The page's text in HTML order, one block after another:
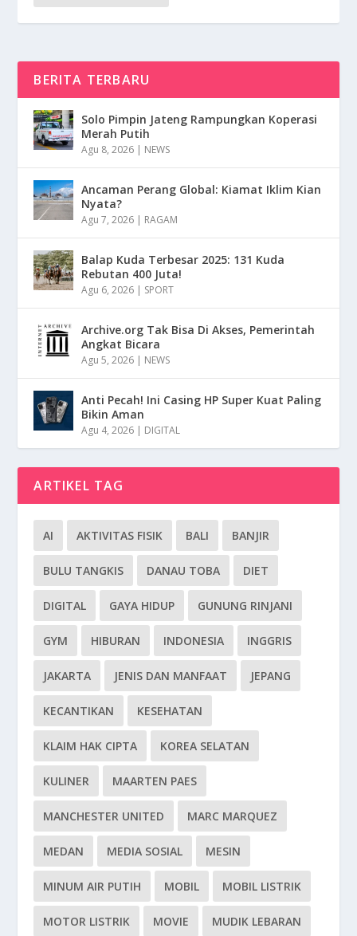
BERITA TERBARU
Solo Pimpin Jateng Rampungkan Koperasi
Merah Putih
Agu 8, 2026 | NEWS
Ancaman Perang Global: Kiamat Iklim Kian
Nyata?
Agu 7, 2026 | RAGAM
Balap Kuda Terbesar 2025: 131 Kuda
Rebutan 400 Juta!
Agu 6, 2026 | SPORT
Archive.org Tak Bisa Di Akses, Pemerintah
Angkat Bicara
Agu 5, 2026 | NEWS
Anti Pecah! Ini Casing HP Super Kuat Paling
Bikin Aman
Agu 4, 2026 | DIGITAL
ARTIKEL TAG
AI AKTIVITAS FISIK BALI BANJIR
BULU TANGKIS DANAU TOBA DIET
DIGITAL GAYA HIDUP GUNUNG RINJANI
GYM HIBURAN INDONESIA INGGRIS
JAKARTA JENIS DAN MANFAAT JEPANG
KECANTIKAN KESEHATAN
KLAIM HAK CIPTA KOREA SELATAN
KULINER MAARTEN PAES
MANCHESTER UNITED MARC MARQUEZ
MEDAN MEDIA SOSIAL MESIN
MINUM AIR PUTIH MOBIL MOBIL LISTRIK
MOTOR LISTRIK MOVIE MUDIK LEBARAN